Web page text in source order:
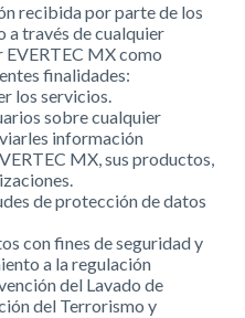
recibida por parte de los
a través de cualquier
MX como
finalidades:
los servicios.
sobre cualquier
información
MX, sus productos,
de protección de datos
con fines de seguridad y
a la regulación
del Lavado de
del Terrorismo y